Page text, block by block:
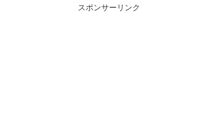
スポンサーリンク